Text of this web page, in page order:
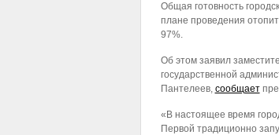
Общая готовность
плане проведения
97%.
Об этом заявил
государственной
Пантелеев, сообщает
«В настоящее время
Первой традиционно